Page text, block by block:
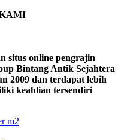
situs online pengrajin
Bintang Antik Sejahtera
2009 dan terdapat lebih
keahlian tersendiri
m2